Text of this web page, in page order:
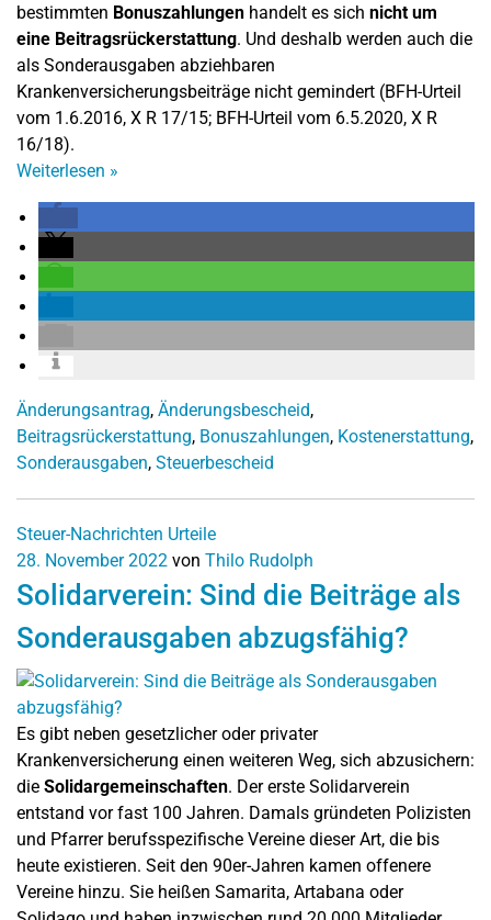
bestimmten Bonuszahlungen handelt es sich nicht um
eine Beitragsrückerstattung. Und deshalb werden auch die
als Sonderausgaben abziehbaren
Krankenversicherungsbeiträge nicht gemindert (BFH-Urteil
vom 1.6.2016, X R 17/15; BFH-Urteil vom 6.5.2020, X R
16/18).
Weiterlesen »
Änderungsantrag, Änderungsbescheid,
Beitragsrückerstattung, Bonuszahlungen, Kostenerstattung,
Sonderausgaben, Steuerbescheid
Steuer-Nachrichten Urteile
28. November 2022 von Thilo Rudolph
Solidarverein: Sind die Beiträge als
Sonderausgaben abzugsfähig?
Es gibt neben gesetzlicher oder privater
Krankenversicherung einen weiteren Weg, sich abzusichern:
die Solidargemeinschaften. Der erste Solidarverein
entstand vor fast 100 Jahren. Damals gründeten Polizisten
und Pfarrer berufsspezifische Vereine dieser Art, die bis
heute existieren. Seit den 90er-Jahren kamen offenere
Vereine hinzu. Sie heißen Samarita, Artabana oder